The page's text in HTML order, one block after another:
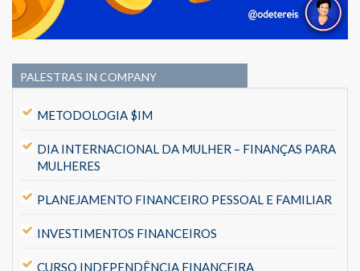
PALESTRAS IN COMPANY
METODOLOGIA $IM
DIA INTERNACIONAL DA MULHER – FINANÇAS PARA
MULHERES
PLANEJAMENTO FINANCEIRO PESSOAL E FAMILIAR
INVESTIMENTOS FINANCEIROS
CURSO INDEPENDÊNCIA FINANCEIRA